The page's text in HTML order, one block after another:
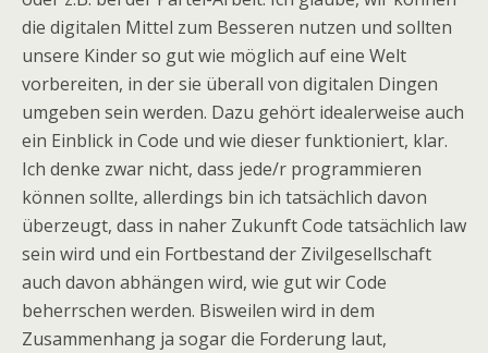
die digitalen Mittel zum Besseren nutzen und sollten
unsere Kinder so gut wie möglich auf eine Welt
vorbereiten, in der sie überall von digitalen Dingen
umgeben sein werden. Dazu gehört idealerweise auch
ein Einblick in Code und wie dieser funktioniert, klar.
Ich denke zwar nicht, dass jede/r programmieren
können sollte, allerdings bin ich tatsächlich davon
überzeugt, dass in naher Zukunft Code tatsächlich law
sein wird und ein Fortbestand der Zivilgesellschaft
auch davon abhängen wird, wie gut wir Code
beherrschen werden. Bisweilen wird in dem
Zusammenhang ja sogar die Forderung laut,